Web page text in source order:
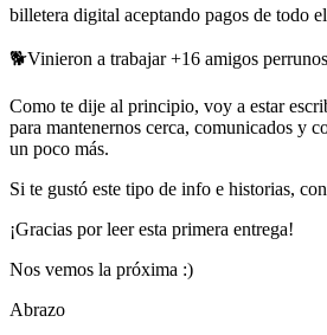
billetera digital aceptando pagos de todo
🐕Vinieron a trabajar +16 amigos
Como te dije al principio, voy a estar
para mantenernos cerca, comunicados y
un poco más.
Si te gustó este tipo de info e historias,
¡Gracias por leer esta primera entrega!
Nos vemos la próxima :)
Abrazo